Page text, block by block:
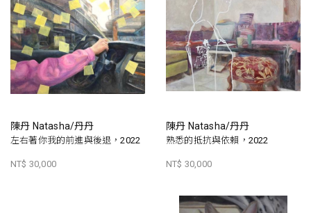
陳丹 Natasha/丹丹
左右著你我的前進與後退，2022
NT$ 30,000
陳丹 Natasha/丹丹
熟悉的抵抗與依賴，2022
NT$ 30,000